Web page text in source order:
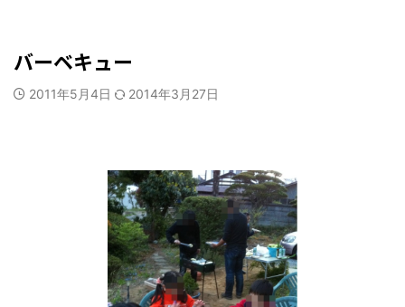
バーベキュー
2011年5月4日 2014年3月27日